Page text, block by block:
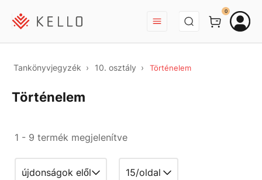
BEJELENTKEZÉS
0
Tankönyvjegyzék 10. osztály Történelem
Történelem
1 - 9 termék megjelenítve